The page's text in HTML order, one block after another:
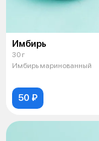
Имбирь
30 г
Имбирь маринованный
50 ₽